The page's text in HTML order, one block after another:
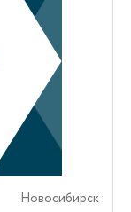
Новосибирск